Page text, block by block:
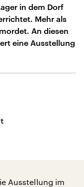
in dem Dorf
Mehr als
An diesen
eine Ausstellung
Ausstellung im